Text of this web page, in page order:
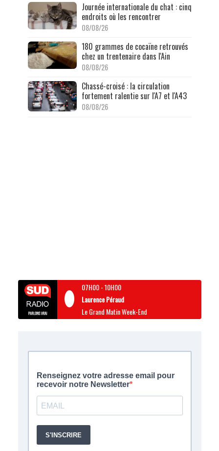
Journée internationale du chat : cinq
endroits où les rencontrer
08/08/26
180 grammes de cocaïne retrouvés
chez un trentenaire dans l'Ain
08/08/26
Chassé-croisé : la circulation
fortement ralentie sur l'A7 et l'A43
08/08/26
07H00-10H00
Laurence Péraud
Le Grand Matin Week-End